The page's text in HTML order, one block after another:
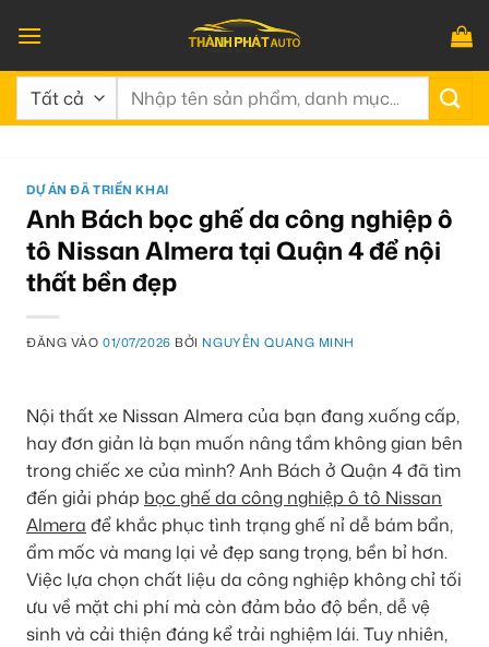
qua
nội
dung
Tìm
DỰ ÁN ĐÃ TRIỂN KHAI
Anh Bách bọc ghế da công nghiệp ô
tô Nissan Almera tại Quận 4 để nội
thất bền đẹp
ĐĂNG VÀO01/07/2026 BỞI NGUYỄN QUANG MINH
Nội thất xe Nissan Almera của bạn đang xuống cấp,
hay đơn giản là bạn muốn nâng tầm không gian bên
trong chiếc xe của mình? Anh Bách ở Quận 4 đã tìm
đến giải pháp bọc ghế da công nghiệp ô tô Nissan
Almera để khắc phục tình trạng ghế nỉ dễ bám bẩn,
ẩm mốc và mang lại vẻ đẹp sang trọng, bền bỉ hơn.
Việc lựa chọn chất liệu da công nghiệp không chỉ tối
ưu về mặt chi phí mà còn đảm bảo độ bền, dễ vệ
sinh và cải thiện đáng kể trải nghiệm lái. Tuy nhiên,